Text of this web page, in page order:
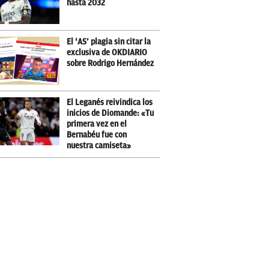
hasta 2032
El ‘AS’ plagia sin citar la
exclusiva de OKDIARIO
sobre Rodrigo Hernández
El Leganés reivindica los
inicios de Diomande: «Tu
primera vez en el
Bernabéu fue con
nuestra camiseta»